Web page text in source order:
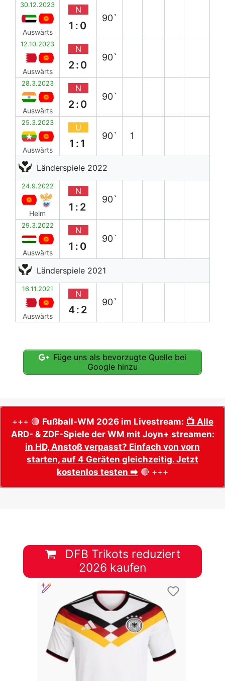
30.12.2023
Auswärts
N
1:0
90`
12.10.2023
Auswärts
N
2:0
90`
28.3.2023
Auswärts
N
2:0
90`
25.3.2023
Auswärts
U
1:1
90` 1
Länderspiele 2022
24.9.2022
Heim
N
1:2
90`
29.3.2022
Auswärts
N
1:0
90`
Länderspiele 2021
16.11.2021
Auswärts
N
4:2
90`
Füge uns als bevorzugte Quelle bei
Google hinzu
+++ 🔴 Fußball-WM 2026 im Livestream: 📺 Alle
ARD- & ZDF-Spiele der WM mit Joyn+ streamen:
in HD, Anstoß verpasst? Einfach von vorn
starten, auf 4 Geräten gleichzeitig. Jetzt
kostenlos testen ➡️ 🔴 +++
DFB Trikots reduziert
2026 kaufen